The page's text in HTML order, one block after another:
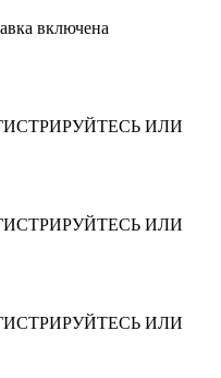
включена
ИЛИ
ИЛИ
ИЛИ